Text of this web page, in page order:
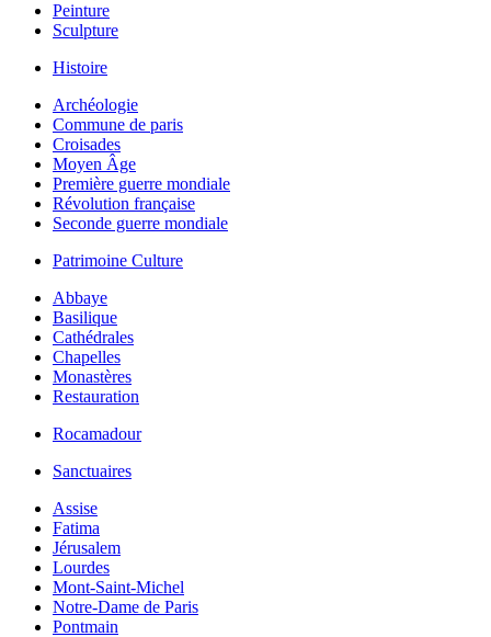
Peinture
Sculpture
Histoire
Archéologie
Commune de paris
Croisades
Moyen Âge
Première guerre mondiale
Révolution française
Seconde guerre mondiale
Patrimoine Culture
Abbaye
Basilique
Cathédrales
Chapelles
Monastères
Restauration
Rocamadour
Sanctuaires
Assise
Fatima
Jérusalem
Lourdes
Mont-Saint-Michel
Notre-Dame de Paris
Pontmain